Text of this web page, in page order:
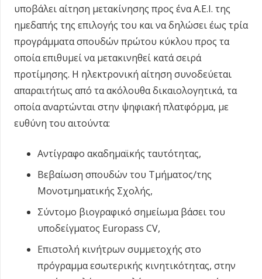
υποβάλει αίτηση μετακίνησης προς ένα Α.Ε.Ι. της
ημεδαπής της επιλογής του και να δηλώσει έως τρία
προγράμματα σπουδών πρώτου κύκλου προς τα
οποία επιθυμεί να μετακινηθεί κατά σειρά
προτίμησης. Η ηλεκτρονική αίτηση συνοδεύεται
απαραιτήτως από τα ακόλουθα δικαιολογητικά, τα
οποία αναρτώνται στην ψηφιακή πλατφόρμα, με
ευθύνη του αιτούντα:
Αντίγραφο ακαδημαϊκής ταυτότητας,
Βεβαίωση σπουδών του Τμήματος/της
Μονοτμηματικής Σχολής,
Σύντομο βιογραφικό σημείωμα βάσει του
υποδείγματος Europass CV,
Επιστολή κινήτρων συμμετοχής στο
πρόγραμμα εσωτερικής κινητικότητας, στην